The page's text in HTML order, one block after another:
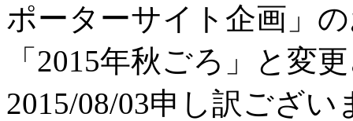
ポーターサイト企画」
「2015年秋ごろ」と変
2015/08/03申し訳ござい